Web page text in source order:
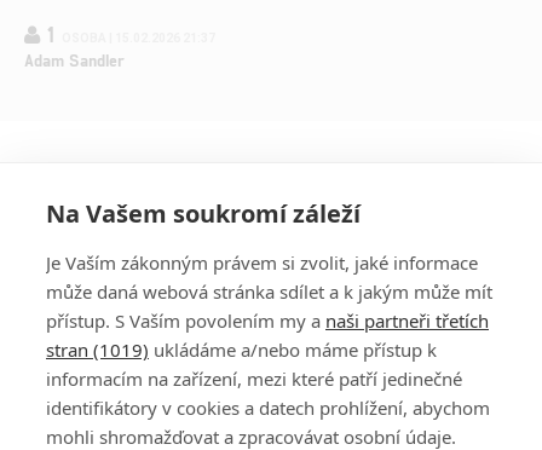
1
Adam Sandler
PŘIHLÁSIT
REGISTROVAT
DISKUZE
Na Vašem soukromí záleží
Je Vaším zákonným právem si zvolit, jaké informace
může daná webová stránka sdílet a k jakým může mít
přístup. S Vaším povolením my a naši partneři třetích
stran (1019) ukládáme a/nebo máme přístup k
informacím na zařízení, mezi které patří jedinečné
identifikátory v cookies a datech prohlížení, abychom
mohli shromažďovat a zpracovávat osobní údaje.